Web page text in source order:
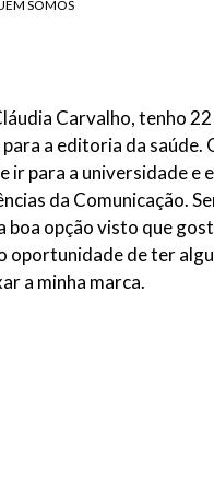
SOMOS
Carvalho, tenho
a editoria da saúde.
ir para a universidade e
da Comunicação.
boa opção visto que
oportunidade de ter
a minha marca.